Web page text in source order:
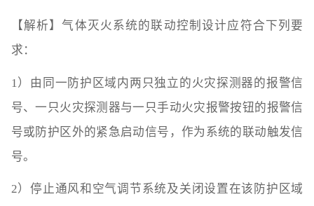
【解析】气体灭火系统的联动控制设计应符合下列要
求：
1）由同一防护区域内两只独立的火灾探测器的报警信
号、一只火灾探测器与一只手动火灾报警按钮的报警信
号或防护区外的紧急启动信号，作为系统的联动触发信
号。
2）停止通风和空气调节系统及关闭设置在该防护区域